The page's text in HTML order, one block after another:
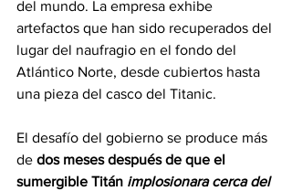
del mundo. La empresa exhibe
artefactos que han sido recuperados del
lugar del naufragio en el fondo del
Atlántico Norte, desde cubiertos hasta
una pieza del casco del Titanic.
El desafío del gobierno se produce más
de dos meses después de que el
sumergible Titán implosionara cerca del